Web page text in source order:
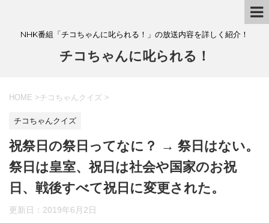
NHK番組「チコちゃんに叱られる！」の放送内容を詳しく紹介！
チコちゃんに叱られる！
HOME >チコちゃんクイズ >
チコちゃんクイズ
祝祭日の祭日ってなに？ → 祭日はない。
祭日は皇室、祝日は社会や国家のお祝
日、戦後すべて祝日に変更された。
更新日： 2019年6月2日